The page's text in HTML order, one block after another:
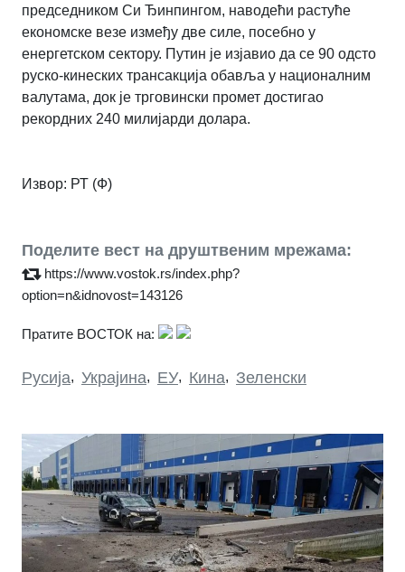
председником Си Ђинпингом, наводећи растуће
економске везе између две силе, посебно у
енергетском сектору. Путин је изјавио да се 90 одсто
руско-кинеских трансакција обавља у националним
валутама, док је трговински промет достигао
рекордних 240 милијарди долара.
Извор: РТ (Ф)
Поделите вест на друштвеним мрежама:
https://www.vostok.rs/index.php?
option=n&idnovost=143126
Пратите ВОСТОК на:
Русија, Украјина, ЕУ, Кина, Зеленски